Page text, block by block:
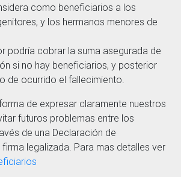
como beneficiarios a los
y los hermanos menores de
podría cobrar la suma asegurada de
si no hay beneficiarios, y posterior
de ocurrido el fallecimiento.
de expresar claramente nuestros
futuros problemas entre los
de una Declaración de
legalizada. Para mas detalles ver